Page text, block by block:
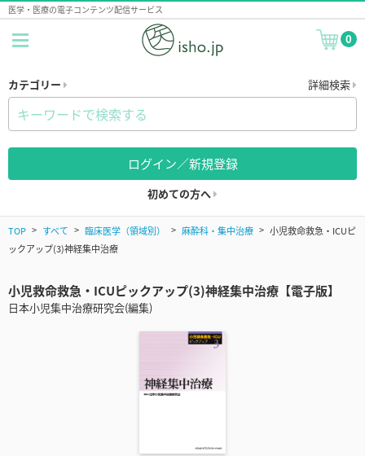
医学・医療の電子コンテンツ配信サービス
0
カテゴリー 詳細検索
ログイン／新規登録
初めての方へ
TOP すべて 臨床医学（領域別） 麻酔科・集中治療
小児救命救急・ICUピ
ックアップ(3)神経集中治療
小児救命救急・ICUピックアップ(3)神経集中治療【電子版】
日本小児集中治療研究会(編集)